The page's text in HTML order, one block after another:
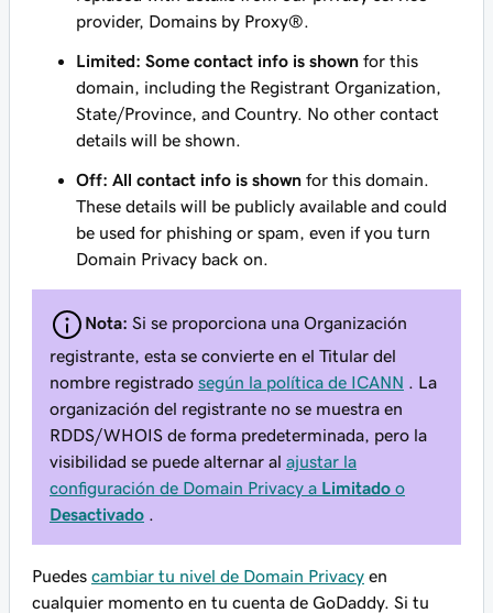
provider, Domains by Proxy®.
Limited: Some contact info is shown for this
domain, including the Registrant Organization,
State/Province, and Country. No other contact
details will be shown.
Off: All contact info is shown for this domain.
These details will be publicly available and could
be used for phishing or spam, even if you turn
Domain Privacy back on.
Nota: Si se proporciona una Organización
registrante, esta se convierte en el Titular del
nombre registrado según la política de ICANN . La
organización del registrante no se muestra en
RDDS/WHOIS de forma predeterminada, pero la
visibilidad se puede alternar al ajustar la
configuración de Domain Privacy a Limitado o
Desactivado
Puedes cambiar tu nivel de Domain Privacy en
cualquier momento en tu cuenta de GoDaddy. Si tu